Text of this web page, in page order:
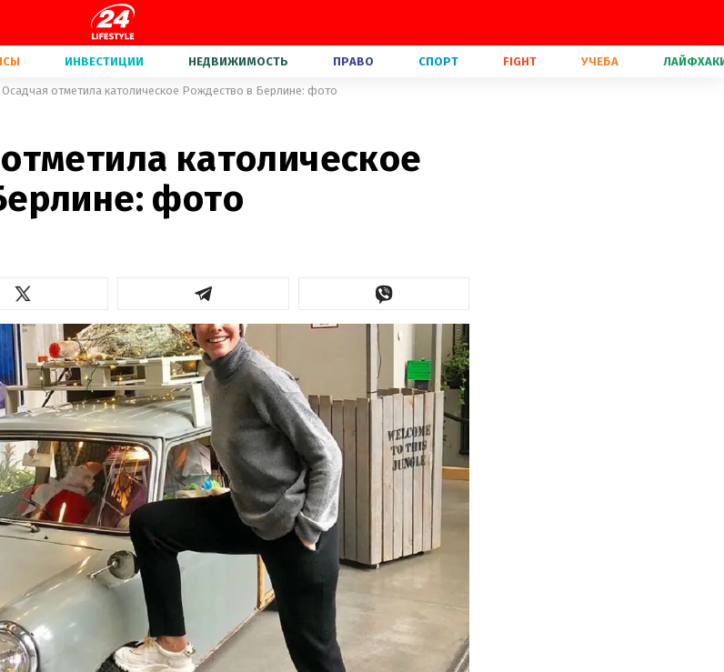
ИНВЕСТИЦИИ НЕДВИЖИМОСТЬ ПРАВО СПОРТ FIGHT УЧЕБА
Осадчая отметила католическое Рождество в Берлине: фото
католическое
фото